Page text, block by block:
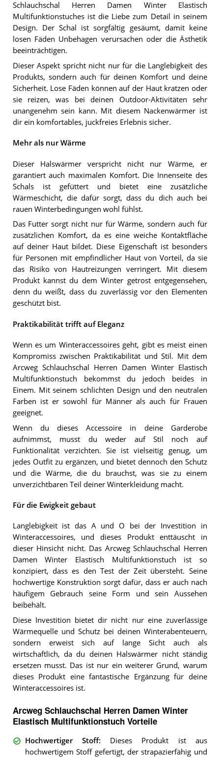
Schlauchschal Herren Damen Winter Elastisch
Multifunktionstuches ist die Liebe zum Detail in seinem
Design. Der Schal ist sorgfältig gesäumt, damit keine
losen Fäden Unbehagen verursachen oder die Ästhetik
beeinträchtigen.
Dieser Aspekt spricht nicht nur für die Langlebigkeit des
Produkts, sondern auch für deinen Komfort und deine
Sicherheit. Lose Fäden können auf der Haut kratzen oder
sie reizen, was bei deinen Outdoor-Aktivitäten sehr
unangenehm sein kann. Mit diesem Nackenwärmer ist
dir ein komfortables, juckfreies Erlebnis sicher.
Mehr als nur Wärme
Dieser Halswärmer verspricht nicht nur Wärme, er
garantiert auch maximalen Komfort. Die Innenseite des
Schals ist gefüttert und bietet eine zusätzliche
Wärmeschicht, die dafür sorgt, dass du dich auch bei
rauen Winterbedingungen wohl fühlst.
Das Futter sorgt nicht nur für Wärme, sondern auch für
zusätzlichen Komfort, da es eine weiche Kontaktfläche
auf deiner Haut bildet. Diese Eigenschaft ist besonders
für Personen mit empfindlicher Haut von Vorteil, da sie
das Risiko von Hautreizungen verringert. Mit diesem
Produkt kannst du dem Winter getrost entgegensehen,
denn du weißt, dass du zuverlässig vor den Elementen
geschützt bist.
Praktikabilität trifft auf Eleganz
Wenn es um Winteraccessoires geht, gibt es meist einen
Kompromiss zwischen Praktikabilität und Stil. Mit dem
Arcweg Schlauchschal Herren Damen Winter Elastisch
Multifunktionstuch bekommst du jedoch beides in
Einem. Mit seinem schlichten Design und den neutralen
Farben ist er sowohl für Männer als auch für Frauen
geeignet.
Wenn du dieses Accessoire in deine Garderobe
aufnimmst, musst du weder auf Stil noch auf
Funktionalität verzichten. Sie ist vielseitig genug, um
jedes Outfit zu ergänzen, und bietet dennoch den Schutz
und die Wärme, die du brauchst, was sie zu einem
unverzichtbaren Teil deiner Winterkleidung macht.
Für die Ewigkeit gebaut
Langlebigkeit ist das A und O bei der Investition in
Winteraccessoires, und dieses Produkt enttäuscht in
dieser Hinsicht nicht. Das Arcweg Schlauchschal Herren
Damen Winter Elastisch Multifunktionstuch ist so
konzipiert, dass es den Test der Zeit übersteht. Seine
hochwertige Konstruktion sorgt dafür, dass er auch nach
häufigem Gebrauch seine Form und sein Aussehen
beibehält.
Diese Investition bietet dir nicht nur eine zuverlässige
Wärmequelle und Schutz bei deinen Winterabenteuern,
sondern erweist sich auf lange Sicht auch als
wirtschaftlich, da du deinen Halswärmer nicht ständig
ersetzen musst. Das ist nur ein weiterer Grund, warum
dieses Produkt eine fantastische Ergänzung für deine
Winteraccessoires ist.
Arcweg Schlauchschal Herren Damen Winter
Elastisch Multifunktionstuch Vorteile
Hochwertiger Stoff: Dieses Produkt ist aus
hochwertigem Stoff gefertigt, der strapazierfähig und